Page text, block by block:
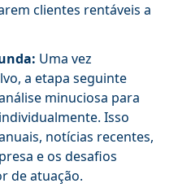
clientes rentáveis a
Uma vez
a etapa seguinte
minuciosa para
Isso
notícias recentes,
e os desafios
de atuação.